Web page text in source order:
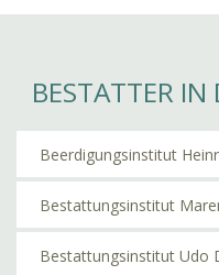
BESTATTER IN
Beerdigungsinstitut
Bestattungsinstitut
Bestattungsinstitut Udo